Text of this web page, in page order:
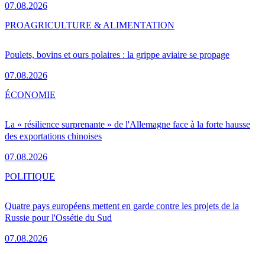
07.08.2026
Poulets, bovins et ours polaires : la grippe aviaire se propage
07.08.2026
PROAGRICULTURE & ALIMENTATION
La « résilience surprenante » de l'Allemagne face à la forte hausse
des exportations chinoises
07.08.2026
ÉCONOMIE
Quatre pays européens mettent en garde contre les projets de la
Russie pour l'Ossétie du Sud
07.08.2026
POLITIQUE